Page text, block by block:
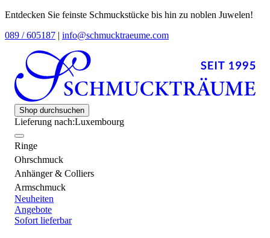
Entdecken Sie feinste Schmuckstücke bis hin zu noblen Juwelen!
089 / 605187 | info@schmucktraeume.com
Shop durchsuchen
Lieferung nach:Luxembourg
Ringe
Ohrschmuck
Anhänger & Colliers
Armschmuck
Neuheiten
Angebote
Sofort lieferbar